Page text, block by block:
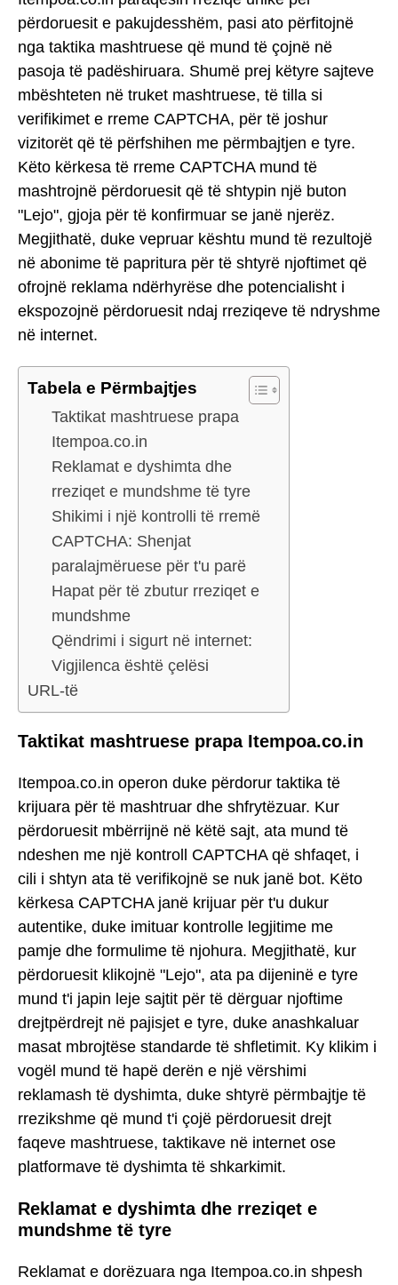
përdoruesit e pakujdesshëm, pasi ato përfitojnë
nga taktika mashtruese që mund të çojnë në
pasoja të padëshiruara. Shumë prej këtyre sajteve
mbështeten në truket mashtruese, të tilla si
verifikimet e rreme CAPTCHA, për të joshur
vizitorët që të përfshihen me përmbajtjen e tyre.
Këto kërkesa të rreme CAPTCHA mund të
mashtrojnë përdoruesit që të shtypin një buton
"Lejo", gjoja për të konfirmuar se janë njerëz.
Megjithatë, duke vepruar kështu mund të rezultojë
në abonime të papritura për të shtyrë njoftimet që
ofrojnë reklama ndërhyrëse dhe potencialisht i
ekspozojnë përdoruesit ndaj rreziqeve të ndryshme
në internet.
Tabela e Përmbajtjes
Taktikat mashtruese prapa
Itempoa.co.in
Reklamat e dyshimta dhe
rreziqet e mundshme të tyre
Shikimi i një kontrolli të rremë
CAPTCHA: Shenjat
paralajmëruese për t'u parë
Hapat për të zbutur rreziqet e
mundshme
Qëndrimi i sigurt në internet:
Vigjilenca është çelësi
URL-të
Taktikat mashtruese prapa Itempoa.co.in
Itempoa.co.in operon duke përdorur taktika të
krijuara për të mashtruar dhe shfrytëzuar. Kur
përdoruesit mbërrijnë në këtë sajt, ata mund të
ndeshen me një kontroll CAPTCHA që shfaqet, i
cili i shtyn ata të verifikojnë se nuk janë bot. Këto
kërkesa CAPTCHA janë krijuar për t'u dukur
autentike, duke imituar kontrolle legjitime me
pamje dhe formulime të njohura. Megjithatë, kur
përdoruesit klikojnë "Lejo", ata pa dijeninë e tyre
mund t'i japin leje sajtit për të dërguar njoftime
drejtpërdrejt në pajisjet e tyre, duke anashkaluar
masat mbrojtëse standarde të shfletimit. Ky klikim i
vogël mund të hapë derën e një vërshimi
reklamash të dyshimta, duke shtyrë përmbajtje të
rrezikshme që mund t'i çojë përdoruesit drejt
faqeve mashtruese, taktikave në internet ose
platformave të dyshimta të shkarkimit.
Reklamat e dyshimta dhe rreziqet e
mundshme të tyre
Reklamat e dorëzuara nga Itempoa.co.in shpesh